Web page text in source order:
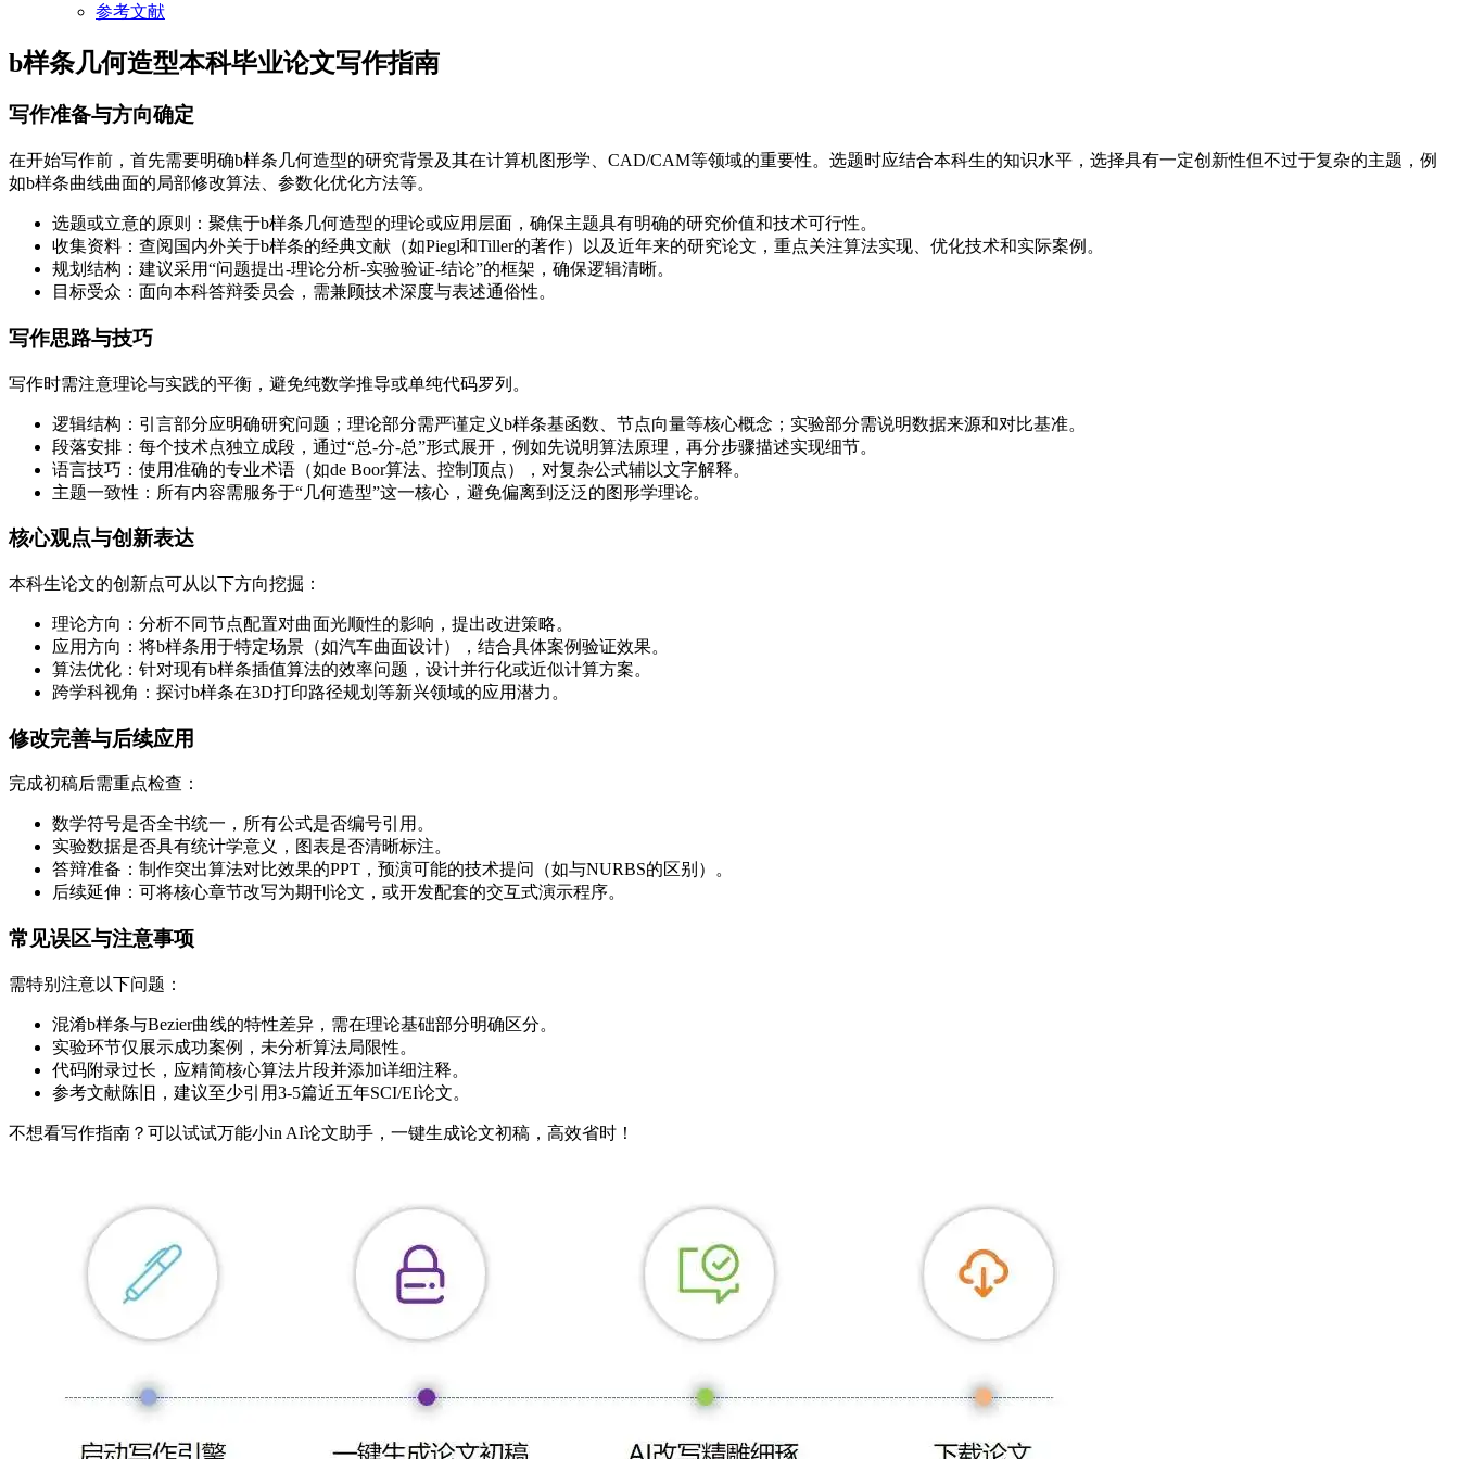
参考文献
b样条几何造型本科毕业论文写作指南
写作准备与方向确定
在开始写作前，首先需要明确b样条几何造型的研究背景及其在计算机图形学、CAD/CAM等领域的重要性。选题时应结合本科生的知识水平，选择具有一定创新性但不过于复杂的主题，例
如b样条曲线曲面的局部修改算法、参数化优化方法等。
选题或立意的原则：聚焦于b样条几何造型的理论或应用层面，确保主题具有明确的研究价值和技术可行性。
收集资料：查阅国内外关于b样条的经典文献（如Piegl和Tiller的著作）以及近年来的研究论文，重点关注算法实现、优化技术和实际案例。
规划结构：建议采用“问题提出-理论分析-实验验证-结论”的框架，确保逻辑清晰。
目标受众：面向本科答辩委员会，需兼顾技术深度与表述通俗性。
写作思路与技巧
写作时需注意理论与实践的平衡，避免纯数学推导或单纯代码罗列。
逻辑结构：引言部分应明确研究问题；理论部分需严谨定义b样条基函数、节点向量等核心概念；实验部分需说明数据来源和对比基准。
段落安排：每个技术点独立成段，通过“总-分-总”形式展开，例如先说明算法原理，再分步骤描述实现细节。
语言技巧：使用准确的专业术语（如de Boor算法、控制顶点），对复杂公式辅以文字解释。
主题一致性：所有内容需服务于“几何造型”这一核心，避免偏离到泛泛的图形学理论。
核心观点与创新表达
本科生论文的创新点可从以下方向挖掘：
理论方向：分析不同节点配置对曲面光顺性的影响，提出改进策略。
应用方向：将b样条用于特定场景（如汽车曲面设计），结合具体案例验证效果。
算法优化：针对现有b样条插值算法的效率问题，设计并行化或近似计算方案。
跨学科视角：探讨b样条在3D打印路径规划等新兴领域的应用潜力。
修改完善与后续应用
完成初稿后需重点检查：
数学符号是否全书统一，所有公式是否编号引用。
实验数据是否具有统计学意义，图表是否清晰标注。
答辩准备：制作突出算法对比效果的PPT，预演可能的技术提问（如与NURBS的区别）。
后续延伸：可将核心章节改写为期刊论文，或开发配套的交互式演示程序。
常见误区与注意事项
需特别注意以下问题：
混淆b样条与Bezier曲线的特性差异，需在理论基础部分明确区分。
实验环节仅展示成功案例，未分析算法局限性。
代码附录过长，应精简核心算法片段并添加详细注释。
参考文献陈旧，建议至少引用3-5篇近五年SCI/EI论文。
不想看写作指南？可以试试万能小in AI论文助手，一键生成论文初稿，高效省时！